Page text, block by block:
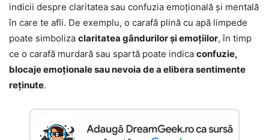
indicii despre claritatea sau confuzia emoțională și mentală
în care te afli. De exemplu, o carafă plină cu apă limpede
poate simboliza claritatea gândurilor și emoțiilor, în timp
ce o carafă murdară sau spartă poate indica confuzie,
blocaje emoționale sau nevoia de a elibera sentimente
reținute.